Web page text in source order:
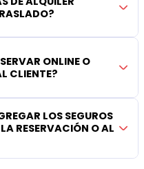
ONLINE O
CLIENTE?
LOS SEGUROS
RESERVACIÓN O AL